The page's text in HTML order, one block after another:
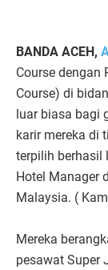
BANDA ACEH,
Course dengan
Course) di
luar biasa bagi
karir mereka di
terpilih berhasil
Hotel Manager
Malaysia. (
Mereka
pesawat Super